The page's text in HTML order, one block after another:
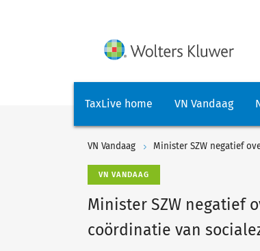
TaxLive home VN Vandaag
VN Vandaag
VN VANDAAG
Minister SZW negatief
coördinatie van